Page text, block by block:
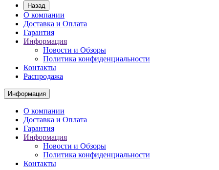
Назад
О компании
Доставка и Оплата
Гарантия
Информация
Новости и Обзоры
Политика конфиденциальности
Контакты
Распродажа
Информация
О компании
Доставка и Оплата
Гарантия
Информация
Новости и Обзоры
Политика конфиденциальности
Контакты